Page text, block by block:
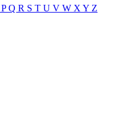
PQ R S T U V W X Y Z